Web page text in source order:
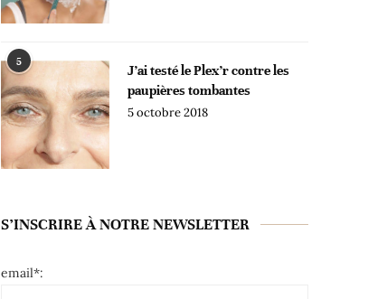
5
J’ai testé le Plex’r contre les
paupières tombantes
5 octobre 2018
S’INSCRIRE À NOTRE NEWSLETTER
email*: